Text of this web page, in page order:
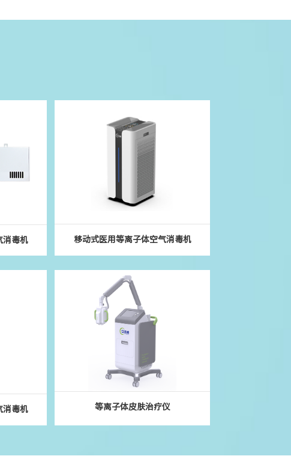
消毒机 移动式医用等离子体空气消毒机
消毒机 等离子体皮肤治疗仪